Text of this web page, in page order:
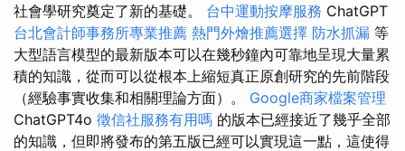
社會學研究奠定了新的基礎。 台中運動按摩服務 ChatGPT
台北會計師事務所專業推薦 熱門外燴推薦選擇 防水抓漏 等
大型語言模型的最新版本可以在幾秒鐘內可靠地呈現大量累
積的知識，從而可以從根本上縮短真正原創研究的先前階段
（經驗事實收集和相關理論方面）。 Google商家檔案管理
ChatGPT4o 徵信社服務有用嗎 的版本已經接近了幾乎全部
的知識，但即將發布的第五版已經可以實現這一點，這使得